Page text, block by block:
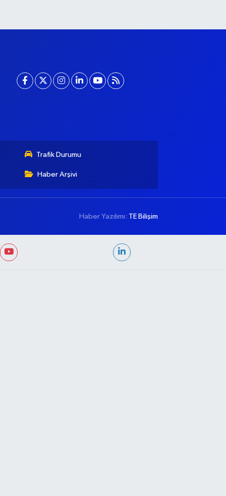
Trafik Durumu
Haber Arşivi
Haber Yazılımı: TE Bilişim